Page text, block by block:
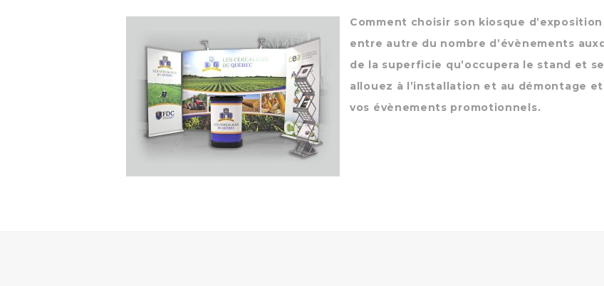
Comment choisir son kiosque
entre autre du nombre d’évènements
de la superficie qu’occupera le stand et
allouez à l’installation et au démontage
vos évènements promotionnels.